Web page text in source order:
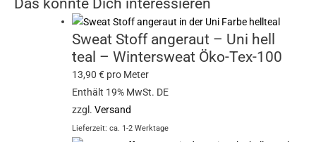
Das könnte Dich interessieren
Sweat Stoff angeraut – Uni hell
teal – Wintersweat Öko-Tex-100
13,90€ pro Meter
Enthält 19% MwSt. DE
zzgl.Versand
Lieferzeit: ca. 1-2 Werktage